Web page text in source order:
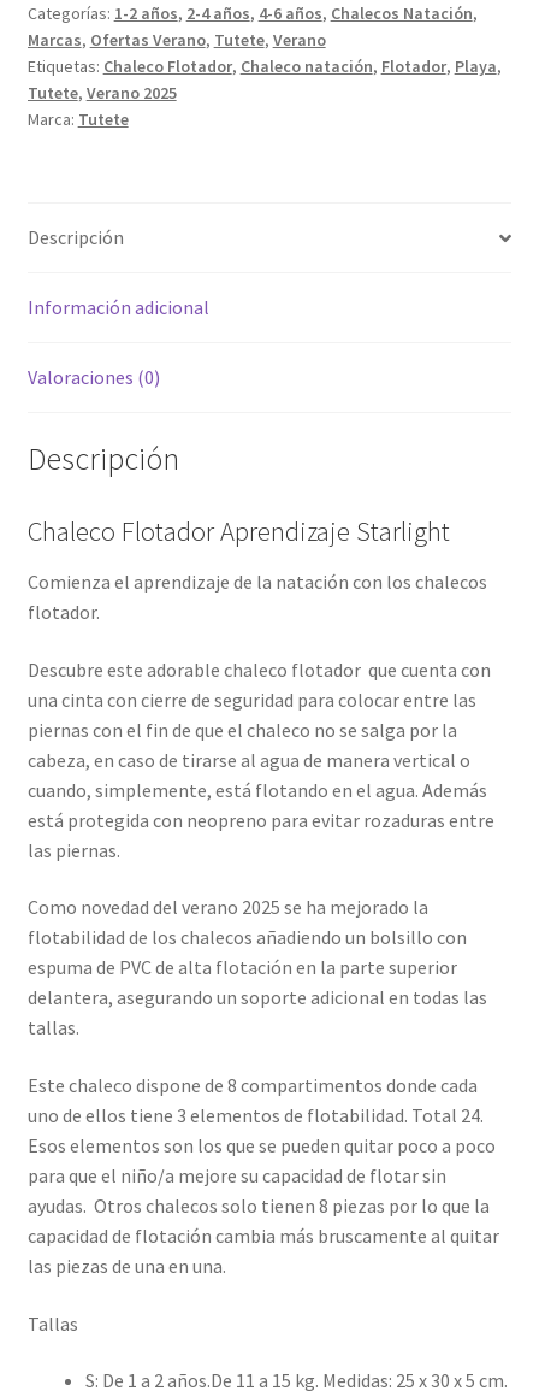
Categorías: 1-2 años, 2-4 años, 4-6 años, Chalecos Natación,
Marcas, Ofertas Verano, Tutete, Verano
Etiquetas: Chaleco Flotador, Chaleco natación, Flotador, Playa,
Tutete, Verano 2025
Marca: Tutete
Descripción
Información adicional
Valoraciones (0)
Descripción
Chaleco Flotador Aprendizaje Starlight
Comienza el aprendizaje de la natación con los chalecos
flotador.
Descubre este adorable chaleco flotador que cuenta con
una cinta con cierre de seguridad para colocar entre las
piernas con el fin de que el chaleco no se salga por la
cabeza, en caso de tirarse al agua de manera vertical o
cuando, simplemente, está flotando en el agua. Además
está protegida con neopreno para evitar rozaduras entre
las piernas.
Como novedad del verano 2025 se ha mejorado la
flotabilidad de los chalecos añadiendo un bolsillo con
espuma de PVC de alta flotación en la parte superior
delantera, asegurando un soporte adicional en todas las
tallas.
Este chaleco dispone de 8 compartimentos donde cada
uno de ellos tiene 3 elementos de flotabilidad. Total 24.
Esos elementos son los que se pueden quitar poco a poco
para que el niño/a mejore su capacidad de flotar sin
ayudas. Otros chalecos solo tienen 8 piezas por lo que la
capacidad de flotación cambia más bruscamente al quitar
las piezas de una en una.
Tallas
S: De 1 a 2 años.De 11 a 15 kg. Medidas: 25 x 30 x 5 cm.